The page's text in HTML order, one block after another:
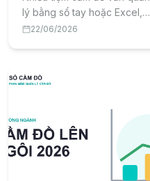
lý bằng sổ tay hoặc Excel,
dễ sai sót và thất thoát. Bài
lý cầm đồ một cách hiệu quả,
ít rủi ro.
22/06/2026